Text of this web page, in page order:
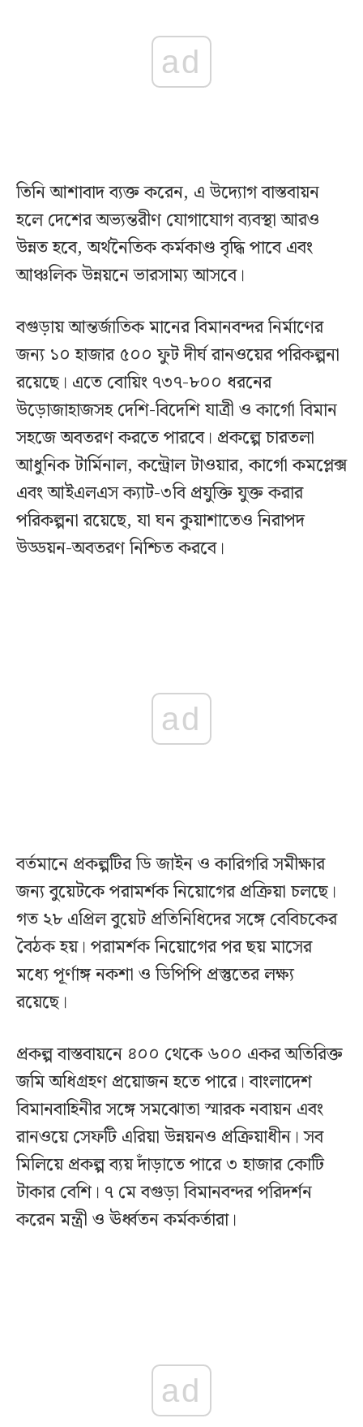
ad
তিনি আশাবাদ ব্যক্ত করেন, এ উদ্যোগ বাস্তবায়ন
হলে দেশের অভ্যন্তরীণ যোগাযোগ ব্যবস্থা আরও
উন্নত হবে, অর্থনৈতিক কর্মকাণ্ড বৃদ্ধি পাবে এবং
আঞ্চলিক উন্নয়নে ভারসাম্য আসবে।
বগুড়ায় আন্তর্জাতিক মানের বিমানবন্দর নির্মাণের
জন্য ১০ হাজার ৫০০ ফুট দীর্ঘ রানওয়ের পরিকল্পনা
রয়েছে। এতে বোয়িং ৭৩৭-৮০০ ধরনের
উড়োজাহাজসহ দেশি-বিদেশি যাত্রী ও কার্গো বিমান
সহজে অবতরণ করতে পারবে। প্রকল্পে চারতলা
আধুনিক টার্মিনাল, কন্ট্রোল টাওয়ার, কার্গো কমপ্লেক্স
এবং আইএলএস ক্যাট-৩বি প্রযুক্তি যুক্ত করার
পরিকল্পনা রয়েছে, যা ঘন কুয়াশাতেও নিরাপদ
উড্ডয়ন-অবতরণ নিশ্চিত করবে।
ad
বর্তমানে প্রকল্পটির ডি জাইন ও কারিগরি সমীক্ষার
জন্য বুয়েটকে পরামর্শক নিয়োগের প্রক্রিয়া চলছে।
গত ২৮ এপ্রিল বুয়েট প্রতিনিধিদের সঙ্গে বেবিচকের
বৈঠক হয়। পরামর্শক নিয়োগের পর ছয় মাসের
মধ্যে পূর্ণাঙ্গ নকশা ও ডিপিপি প্রস্তুতের লক্ষ্য
রয়েছে।
প্রকল্প বাস্তবায়নে ৪০০ থেকে ৬০০ একর অতিরিক্ত
জমি অধিগ্রহণ প্রয়োজন হতে পারে। বাংলাদেশ
বিমানবাহিনীর সঙ্গে সমঝোতা স্মারক নবায়ন এবং
রানওয়ে সেফটি এরিয়া উন্নয়নও প্রক্রিয়াধীন। সব
মিলিয়ে প্রকল্প ব্যয় দাঁড়াতে পারে ৩ হাজার কোটি
টাকার বেশি। ৭ মে বগুড়া বিমানবন্দর পরিদর্শন
করেন মন্ত্রী ও ঊর্ধ্বতন কর্মকর্তারা।
ad